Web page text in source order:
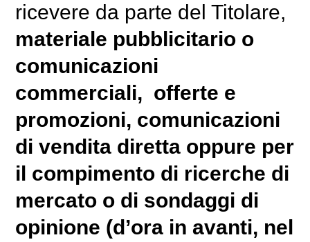
ricevere da parte del Titolare,
materiale pubblicitario o
comunicazioni
commerciali, offerte e
promozioni, comunicazioni
di vendita diretta oppure per
il compimento di ricerche di
mercato o di sondaggi di
opinione (d’ora in avanti, nel